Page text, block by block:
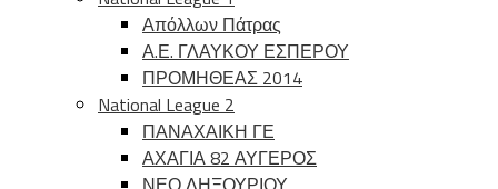
Απόλλων Πάτρας
Α.Ε. ΓΛΑΥΚΟΥ ΕΣΠΕΡΟΥ
ΠΡΟΜΗΘΕΑΣ 2014
National League 2
ΠΑΝΑΧΑΙΚΗ ΓΕ
ΑΧΑΓΙΑ 82 ΑΥΓΕΡΟΣ